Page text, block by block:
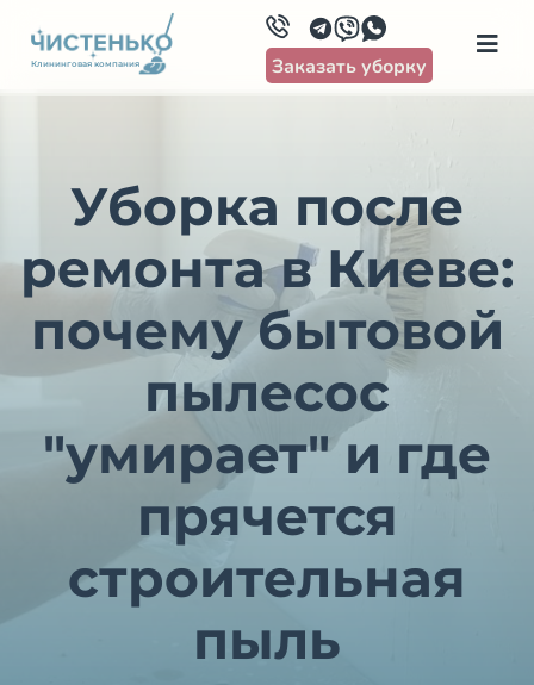
Клининговая компания Заказать уборку
Уборка после
ремонта в Киеве:
почему бытовой
пылесос
"умирает" и где
прячется
строительная
пыль